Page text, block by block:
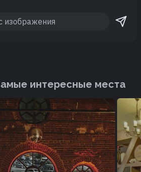
интересные места